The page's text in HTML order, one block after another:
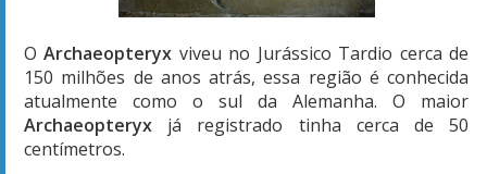
OArchaeopteryx viveu no Jurássico Tardio cerca de
150 milhões de anos atrás, essa região é conhecida
atualmente como o sul da Alemanha. O maior
Archaeopteryx já registrado tinha cerca de 50
centímetros.